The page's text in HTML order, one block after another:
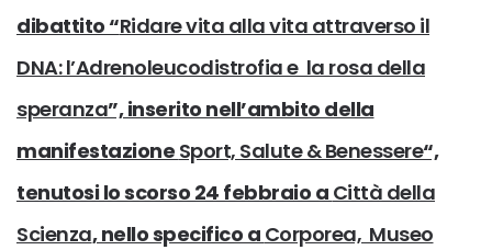
dibattito “Ridare vita alla vita attraverso il
DNA: l’Adrenoleucodistrofia e la rosa della
speranza”, inserito nell’ambito della
manifestazione Sport, Salute & Benessere“,
tenutosi lo scorso 24 febbraio a Città della
Scienza, nello specifico a Corporea, Museo